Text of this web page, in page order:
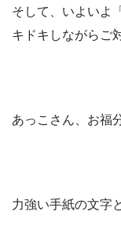
そして、いよいよ
キドキしながらご
あっこさん、お福
力強い手紙の文字